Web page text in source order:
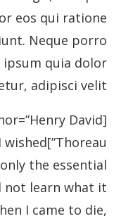
eos qui ratione
Neque porro
quia dolor
adipisci velit.
David
I wished
the essential
not learn what it
I came to die,